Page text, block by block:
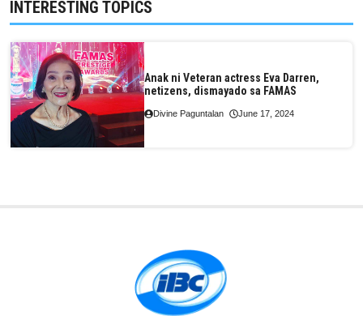
INTERESTING TOPICS
Anak ni Veteran actress Eva Darren,
netizens, dismayado sa FAMAS
Divine Paguntalan June 17, 2024